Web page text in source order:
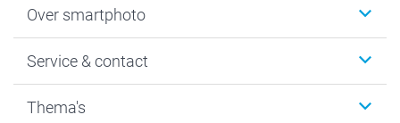
Fotoboeken
Fotocadeaus
Kaarten
Over smartphoto
Vacatures
Bestelproces
Service & contact
Tevredenheidsgarantie
Thema's